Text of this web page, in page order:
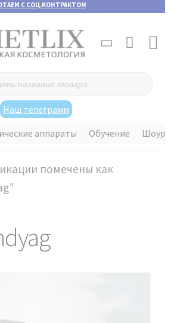
С СОЦ.КОНТРАКТОМ
Наш телеграмм
аппараты Обучение
помечены как